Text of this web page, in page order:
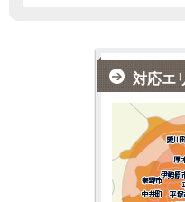
【お知らせ】営業時間を
鍵専門店アーネストロッ
対応エ